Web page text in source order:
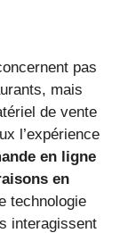
pas
mais
de vente
l’expérience
en ligne
en
technologie
interagissent